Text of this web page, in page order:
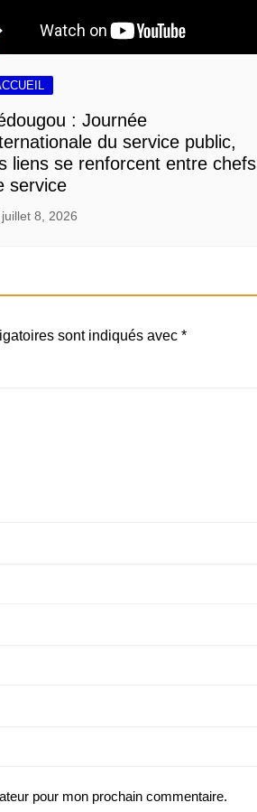
: Journée
du service public,
liens se renforcent entre chefs
service
juillet 8, 2026
sont indiqués avec *
pour mon prochain commentaire.